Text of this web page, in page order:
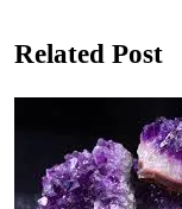
Related Post